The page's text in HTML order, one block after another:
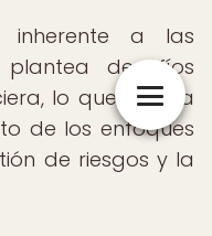
inherente a las
desafíos
lo que podría
de los enfoques
de riesgos y la